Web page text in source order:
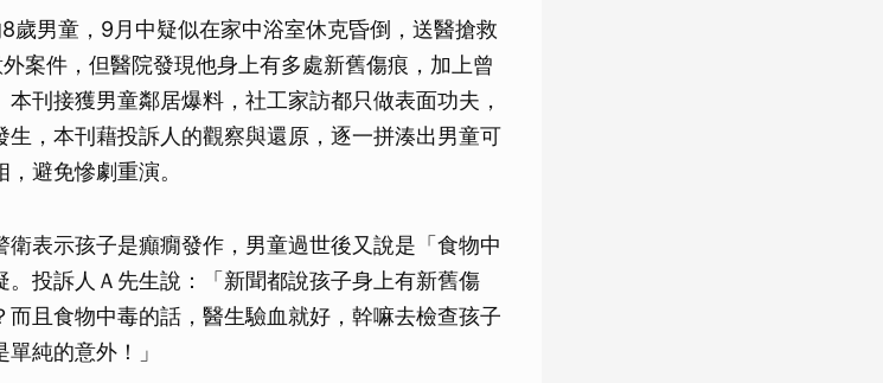
歲男童，9月中疑似在家中浴室休克昏倒，送醫搶救
案件，但醫院發現他身上有多處新舊傷痕，加上曾
刊接獲男童鄰居爆料，社工家訪都只做表面功夫，
，本刊藉投訴人的觀察與還原，逐一拼湊出男童可
避免慘劇重演。
表示孩子是癲癇發作，男童過世後又說是「食物中
投訴人Ａ先生說：「新聞都說孩子身上有新舊傷
且食物中毒的話，醫生驗血就好，幹嘛去檢查孩子
純的意外！」